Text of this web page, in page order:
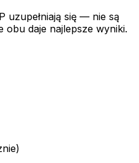
uzupełniają się — nie są
obu daje najlepsze wyniki.